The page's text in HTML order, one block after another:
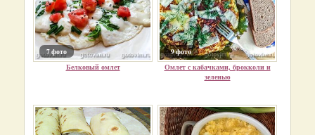
7 фото
Белковый омлет
9 фото
Омлет с кабачками, брокколи и
зеленью